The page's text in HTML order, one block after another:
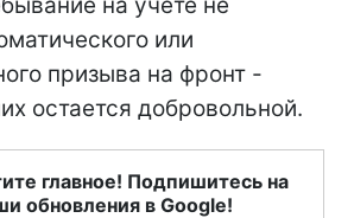
или
призыва на фронт -
остается добровольной.
главное! Подпишитесь на
обновления в Google!